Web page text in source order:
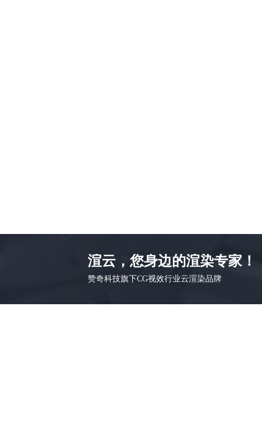
渲云，您身边的渲染专家！
赞奇科技旗下CG视效行业云渲染品牌